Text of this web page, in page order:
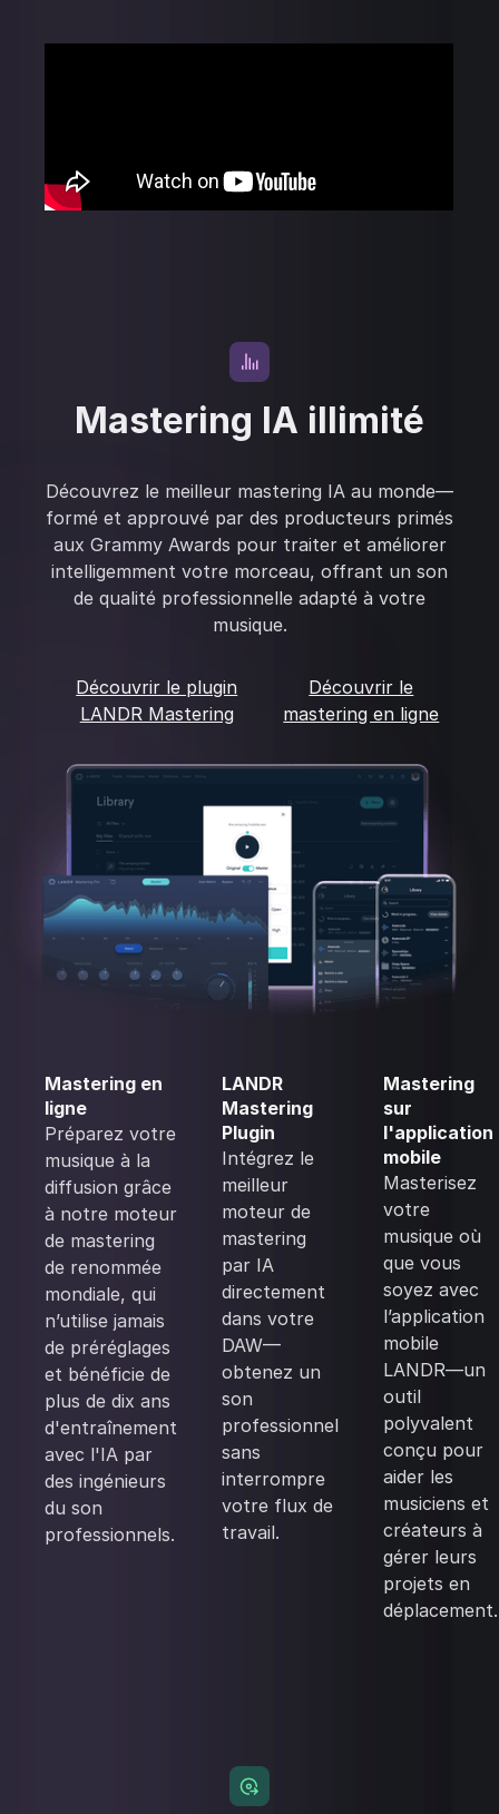
Mastering IA illimité
Découvrez le meilleur mastering IA au monde—
formé et approuvé par des producteurs primés
aux Grammy Awards pour traiter et améliorer
intelligemment votre morceau, offrant un son
de qualité professionnelle adapté à votre
musique.
Découvrir le plugin
LANDR Mastering
Découvrir le
mastering en ligne
Mastering en
ligne
Préparez votre
musique à la
diffusion grâce
à notre moteur
de mastering
de renommée
mondiale, qui
n’utilise jamais
de préréglages
et bénéficie de
plus de dix ans
d'entraînement
avec l'IA par
des ingénieurs
du son
professionnels.
LANDR
Mastering
Plugin
Intégrez le
meilleur
moteur de
mastering
par IA
directement
dans votre
DAW—
obtenez un
son
professionnel
sans
interrompre
votre flux de
travail.
Mastering
sur
l'application
mobile
Masterisez
votre
musique où
que vous
soyez avec
l’application
mobile
LANDR—un
outil
polyvalent
conçu pour
aider les
musiciens et
créateurs à
gérer leurs
projets en
déplacement.